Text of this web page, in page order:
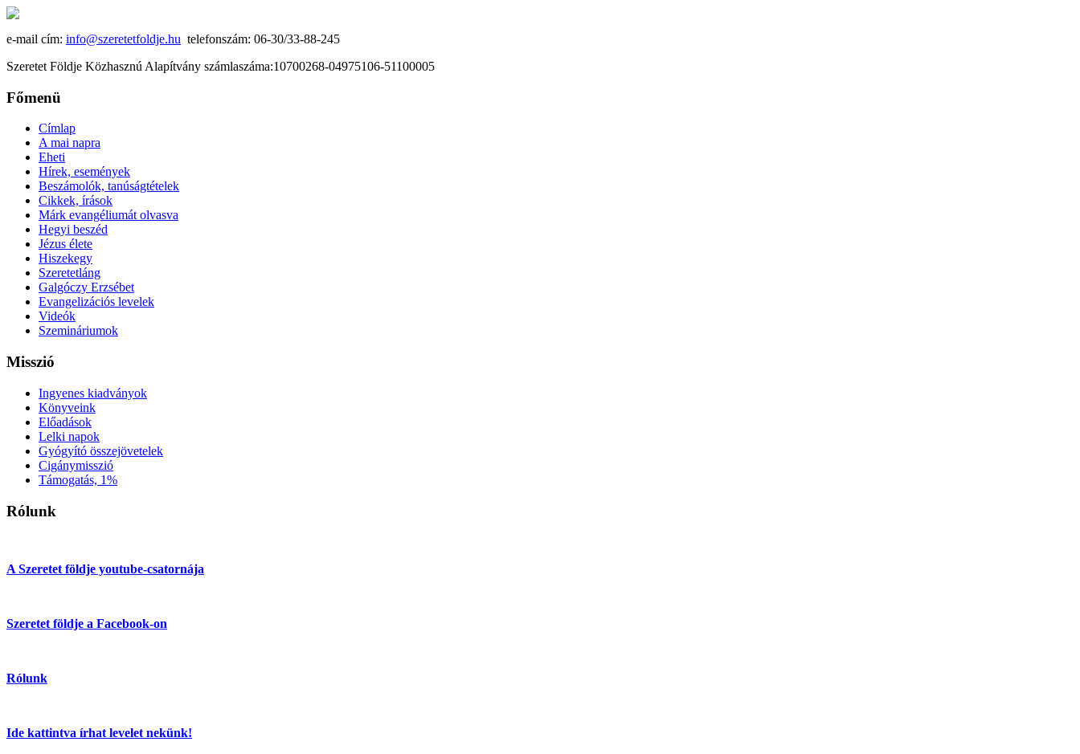
e-mail cím: info@szeretetfoldje.hu telefonszám: 06-30/33-88-245
Szeretet Földje Közhasznú Alapítvány számlaszáma:10700268-04975106-51100005
Főmenü
Címlap
A mai napra
Eheti
Hírek, események
Beszámolók, tanúságtételek
Cikkek, írások
Márk evangéliumát olvasva
Hegyi beszéd
Jézus élete
Hiszekegy
Szeretetláng
Galgóczy Erzsébet
Evangelizációs levelek
Videók
Szemináriumok
Misszió
Ingyenes kiadványok
Könyveink
Előadások
Lelki napok
Gyógyító összejövetelek
Cigánymisszió
Támogatás, 1%
Rólunk
A Szeretet földje youtube-csatornája
Szeretet földje a Facebook-on
Rólunk
Ide kattintva írhat levelet nekünk!